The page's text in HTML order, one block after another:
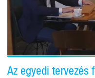
Az egyedi tervezés